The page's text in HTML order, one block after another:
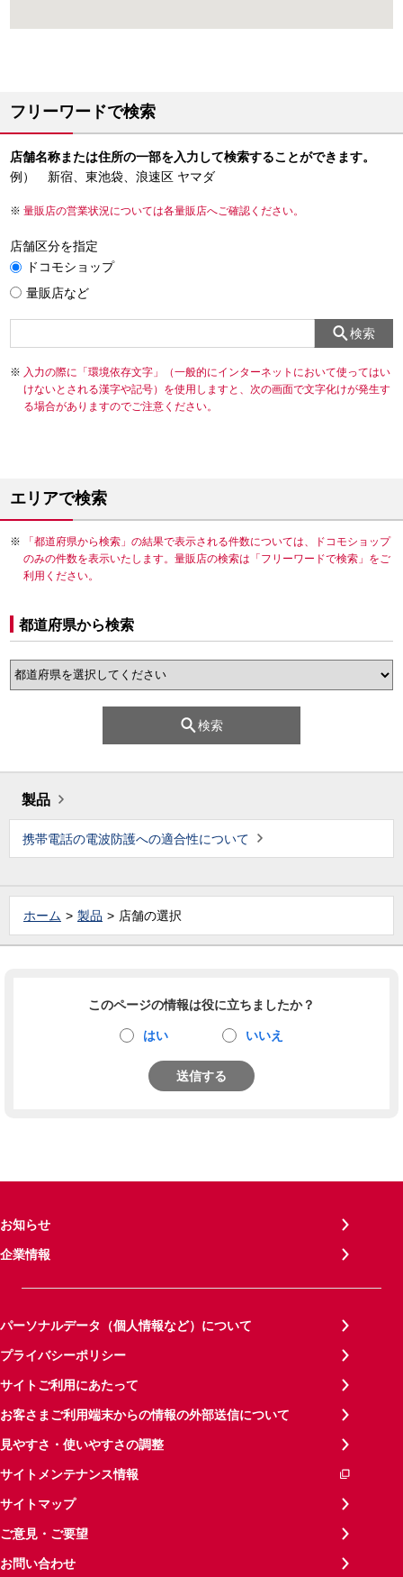
フリーワードで検索
店舗名称または住所の一部を入力して検索することができます。
例） 新宿、東池袋、浪速区 ヤマダ
量販店の営業状況については各量販店へご確認ください。
店舗区分を指定
ドコモショップ
量販店など
検索
入力の際に「環境依存文字」（一般的にインターネットにおいて使ってはい
けないとされる漢字や記号）を使用しますと、次の画面で文字化けが発生す
る場合がありますのでご注意ください。
エリアで検索
「都道府県から検索」の結果で表示される件数については、ドコモショップ
のみの件数を表示いたします。量販店の検索は「フリーワードで検索」をご
利用ください。
都道府県から検索
検索
製品
携帯電話の電波防護への適合性について
ホーム 製品 店舗の選択
このページの情報は役に立ちましたか？
はい いいえ
送信する
お知らせ
企業情報
パーソナルデータ（個人情報など）について
プライバシーポリシー
サイトご利用にあたって
お客さまご利用端末からの情報の外部送信について
見やすさ・使いやすさの調整
サイトメンテナンス情報
サイトマップ
ご意見・ご要望
お問い合わせ